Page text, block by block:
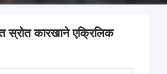
कारखाने एक्रिलिक